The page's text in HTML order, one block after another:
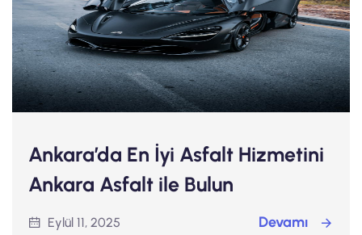
Ankara’da En İyi Asfalt Hizmetini
Ankara Asfalt ile Bulun
Eylül 11, 2025 Devamı